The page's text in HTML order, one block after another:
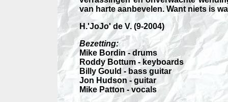
van harte aanbevelen. Want niets is
H.'JoJo' de V. (9-2004)
Bezetting:
Mike Bordin - drums
Roddy Bottum - keyboards
Billy Gould - bass guitar
Jon Hudson - guitar
Mike Patton - vocals